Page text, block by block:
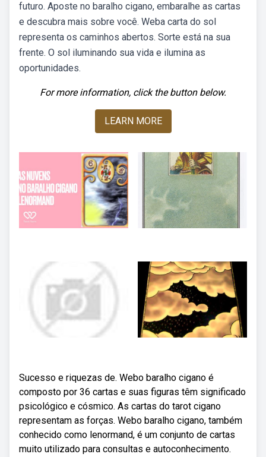
futuro. Aposte no baralho cigano, embaralhe as cartas
e descubra mais sobre você. Weba carta do sol
representa os caminhos abertos. Sorte está na sua
frente. O sol iluminando sua vida e ilumina as
oportunidades.
For more information, click the button below.
LEARN MORE
Sucesso e riquezas de. Webo baralho cigano é
composto por 36 cartas e suas figuras têm significado
psicológico e cósmico. As cartas do tarot cigano
representam as forças. Webo baralho cigano, também
conhecido como lenormand, é um conjunto de cartas
muito utilizado para consultas e autoconhecimento.